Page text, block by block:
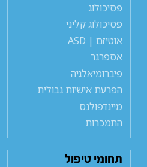
פסיכולוג
פסיכולוג קליני
אוטיזם | ASD
אספרגר
פיברומיאלגיה
הפרעת אישיות גבולית
מיינדפולנס
התמכרות
תחומי טיפול